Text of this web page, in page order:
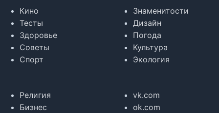
Кино
Тесты
Здоровье
Советы
Спорт
Знаменитости
Дизайн
Погода
Культура
Экология
Религия
Бизнес
vk.com
ok.com